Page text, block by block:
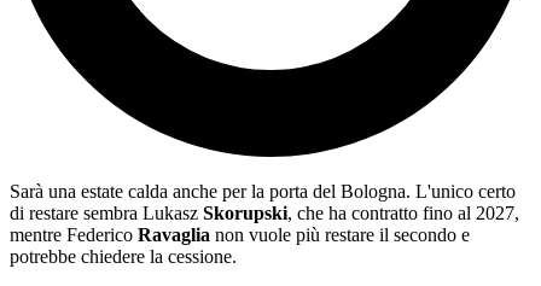
Sarà una estate calda anche per la porta del Bologna. L'unico certo
di restare sembra Lukasz Skorupski, che ha contratto fino al 2027,
mentre Federico Ravaglia non vuole più restare il secondo e
potrebbe chiedere la cessione.